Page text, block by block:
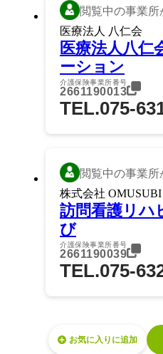
閲覧中の事業所
医療法人 八仁会
医療法人八仁
ーション
介護保険事業所番号
2661190013
TEL.075-
閲覧中の事業所
株式会社 OMUSUBI
訪問看護リハ
び
介護保険事業所番号
2661190039
TEL.075-
お気に入り